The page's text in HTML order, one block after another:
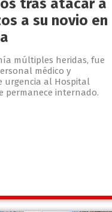
tras atacar a
a su novio en
múltiples heridas, fue
médico y
urgencia al Hospital
permanece internado.